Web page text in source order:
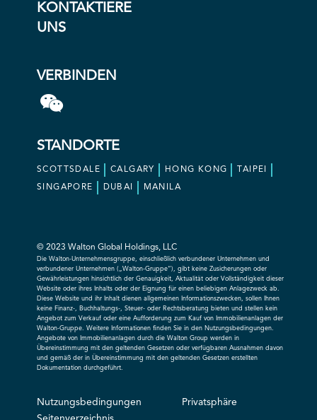
KONTAKTIERE
UNS
VERBINDEN
STANDORTE
SCOTTSDALE CALGARY HONG KONG TAIPEI
SINGAPORE DUBAI MANILA
© 2023 Walton Global Holdings, LLC
Die Walton-Unternehmensgruppe, einschließlich verbundener Unternehmen und
verbundener Unternehmen („Walton-Gruppe“), gibt keine Zusicherungen oder
Gewährleistungen hinsichtlich der Genauigkeit, Aktualität oder Vollständigkeit dieser
Website oder ihres Inhalts oder der Eignung für einen beliebigen Anlagezweck ab.
Diese Website und ihr Inhalt dienen allgemeinen Informationszwecken, sollen Ihnen
keine Finanz-, Buchhaltungs-, Steuer- oder Rechtsberatung bieten und stellen kein
Angebot zum Verkauf oder eine Aufforderung zum Kauf von Immobilienanlagen der
Walton-Gruppe. Weitere Informationen finden Sie in den Nutzungsbedingungen.
Angebote von Immobilienanlagen durch die Walton Group werden in
Übereinstimmung mit den geltenden Gesetzen oder verfügbaren Ausnahmen davon
und gemäß der in Übereinstimmung mit den geltenden Gesetzen erstellten
Dokumentation durchgeführt.
Nutzungsbedingungen
Privatsphäre